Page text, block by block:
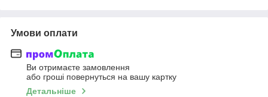
Умови оплати
Ви отримаєте замовлення
або гроші повернуться на вашу картку
Детальніше